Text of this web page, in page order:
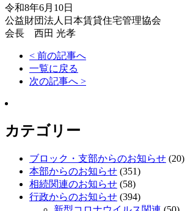
令和8年6月10日
公益財団法人日本賃貸住宅管理協会
会長 西田 光孝
< 前の記事へ
一覧に戻る
次の記事へ >
カテゴリー
ブロック・支部からのお知らせ (20)
本部からのお知らせ (351)
相続関連のお知らせ (58)
行政からのお知らせ (394)